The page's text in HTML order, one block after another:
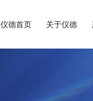
仪德首页 关于仪德